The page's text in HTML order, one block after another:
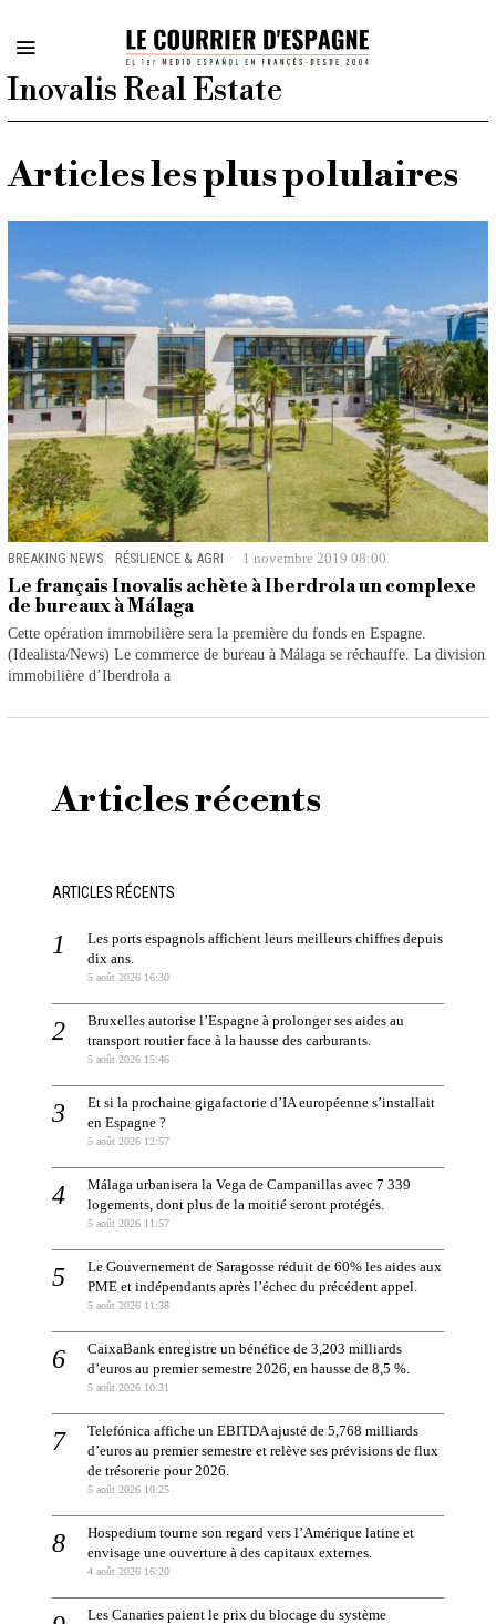
Inovalis Real Estate
Articles les plus polulaires
BREAKING NEWS · RÉSILIENCE & AGRI 1 novembre 2019 08:00
Le français Inovalis achète à Iberdrola un complexe
de bureaux à Málaga
Cette opération immobilière sera la première du fonds en Espagne.
(Idealista/News) Le commerce de bureau à Málaga se réchauffe. La division
immobilière d’Iberdrola a
Articles récents
ARTICLES RÉCENTS
Les ports espagnols affichent leurs meilleurs chiffres depuis
dix ans.
5 août 2026 16:30
Bruxelles autorise l’Espagne à prolonger ses aides au
transport routier face à la hausse des carburants.
5 août 2026 15:46
Et si la prochaine gigafactorie d’IA européenne s’installait
en Espagne ?
5 août 2026 12:57
Málaga urbanisera la Vega de Campanillas avec 7 339
logements, dont plus de la moitié seront protégés.
5 août 2026 11:57
Le Gouvernement de Saragosse réduit de 60% les aides aux
PME et indépendants après l’échec du précédent appel.
5 août 2026 11:38
CaixaBank enregistre un bénéfice de 3,203 milliards
d’euros au premier semestre 2026, en hausse de 8,5 %.
5 août 2026 10:31
Telefónica affiche un EBITDA ajusté de 5,768 milliards
d’euros au premier semestre et relève ses prévisions de flux
de trésorerie pour 2026.
5 août 2026 10:25
Hospedium tourne son regard vers l’Amérique latine et
envisage une ouverture à des capitaux externes.
4 août 2026 16:20
Les Canaries paient le prix du blocage du système